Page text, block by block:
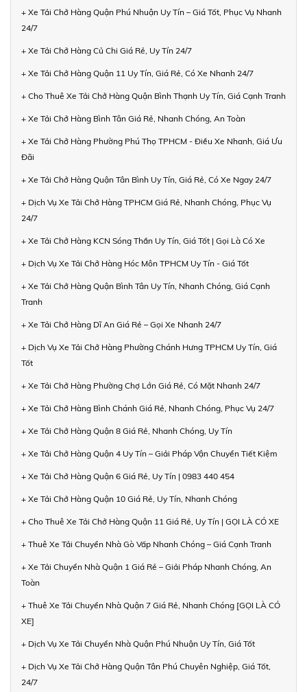
+ Xe Tải Chở Hàng Quận Phú Nhuận Uy Tín – Giá Tốt, Phục Vụ Nhanh
24/7
+ Xe Tải Chở Hàng Củ Chi Giá Rẻ, Uy Tín 24/7
+ Xe Tải Chở Hàng Quận 11 Uy Tín, Giá Rẻ, Có Xe Nhanh 24/7
+ Cho Thuê Xe Tải Chở Hàng Quận Bình Thạnh Uy Tín, Giá Cạnh Tranh
+ Xe Tải Chở Hàng Bình Tân Giá Rẻ, Nhanh Chóng, An Toàn
+ Xe Tải Chở Hàng Phường Phú Thọ TPHCM - Điều Xe Nhanh, Giá Ưu
Đãi
+ Xe Tải Chở Hàng Quận Tân Bình Uy Tín, Giá Rẻ, Có Xe Ngay 24/7
+ Dịch Vụ Xe Tải Chở Hàng TPHCM Giá Rẻ, Nhanh Chóng, Phục Vụ
24/7
+ Xe Tải Chở Hàng KCN Sóng Thần Uy Tín, Giá Tốt | Gọi Là Có Xe
+ Dịch Vụ Xe Tải Chở Hàng Hóc Môn TPHCM Uy Tín - Giá Tốt
+ Xe Tải Chở Hàng Quận Bình Tân Uy Tín, Nhanh Chóng, Giá Cạnh
Tranh
+ Xe Tải Chở Hàng Dĩ An Giá Rẻ – Gọi Xe Nhanh 24/7
+ Dịch Vụ Xe Tải Chở Hàng Phường Chánh Hưng TPHCM Uy Tín, Giá
Tốt
+ Xe Tải Chở Hàng Phường Chợ Lớn Giá Rẻ, Có Mặt Nhanh 24/7
+ Xe Tải Chở Hàng Bình Chánh Giá Rẻ, Nhanh Chóng, Phục Vụ 24/7
+ Xe Tải Chở Hàng Quận 8 Giá Rẻ, Nhanh Chóng, Uy Tín
+ Xe Tải Chở Hàng Quận 4 Uy Tín – Giải Pháp Vận Chuyển Tiết Kiệm
+ Xe Tải Chở Hàng Quận 6 Giá Rẻ, Uy Tín | 0983 440 454
+ Xe Tải Chở Hàng Quận 10 Giá Rẻ, Uy Tín, Nhanh Chóng
+ Cho Thuê Xe Tải Chở Hàng Quận 11 Giá Rẻ, Uy Tín | GỌI LÀ CÓ XE
+ Thuê Xe Tải Chuyển Nhà Gò Vấp Nhanh Chóng – Giá Cạnh Tranh
+ Xe Tải Chuyển Nhà Quận 1 Giá Rẻ – Giải Pháp Nhanh Chóng, An
Toàn
+ Thuê Xe Tải Chuyển Nhà Quận 7 Giá Rẻ, Nhanh Chóng [GỌI LÀ CÓ
XE]
+ Dịch Vụ Xe Tải Chuyển Nhà Quận Phú Nhuận Uy Tín, Giá Tốt
+ Dịch Vụ Xe Tải Chở Hàng Quận Tân Phú Chuyên Nghiệp, Giá Tốt,
24/7